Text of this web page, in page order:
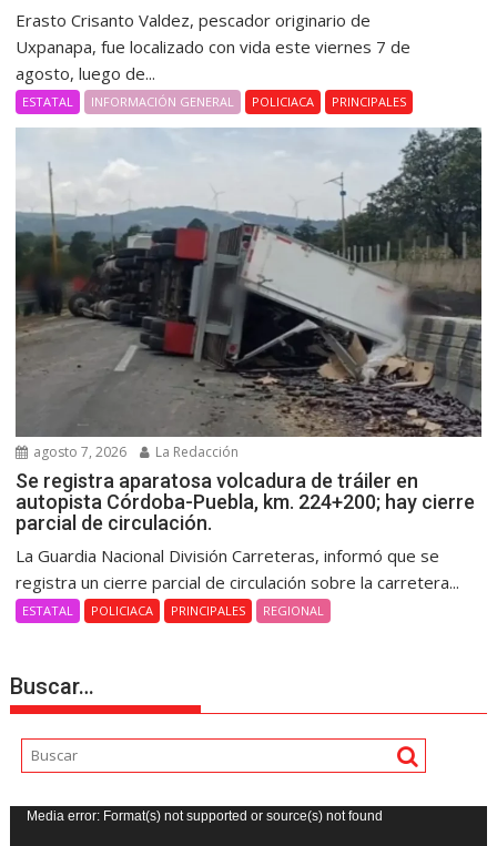
Erasto Crisanto Valdez, pescador originario de
Uxpanapa, fue localizado con vida este viernes 7 de
agosto, luego de...
ESTATAL INFORMACIÓN GENERAL POLICIACA PRINCIPALES
agosto 7, 2026 La Redacción
Se registra aparatosa volcadura de tráiler en
autopista Córdoba-Puebla, km. 224+200; hay cierre
parcial de circulación.
La Guardia Nacional División Carreteras, informó que se
registra un cierre parcial de circulación sobre la carretera...
ESTATAL POLICIACA PRINCIPALES REGIONAL
Buscar…
Reproductor
Media error: Format(s) not supported or source(s) not found